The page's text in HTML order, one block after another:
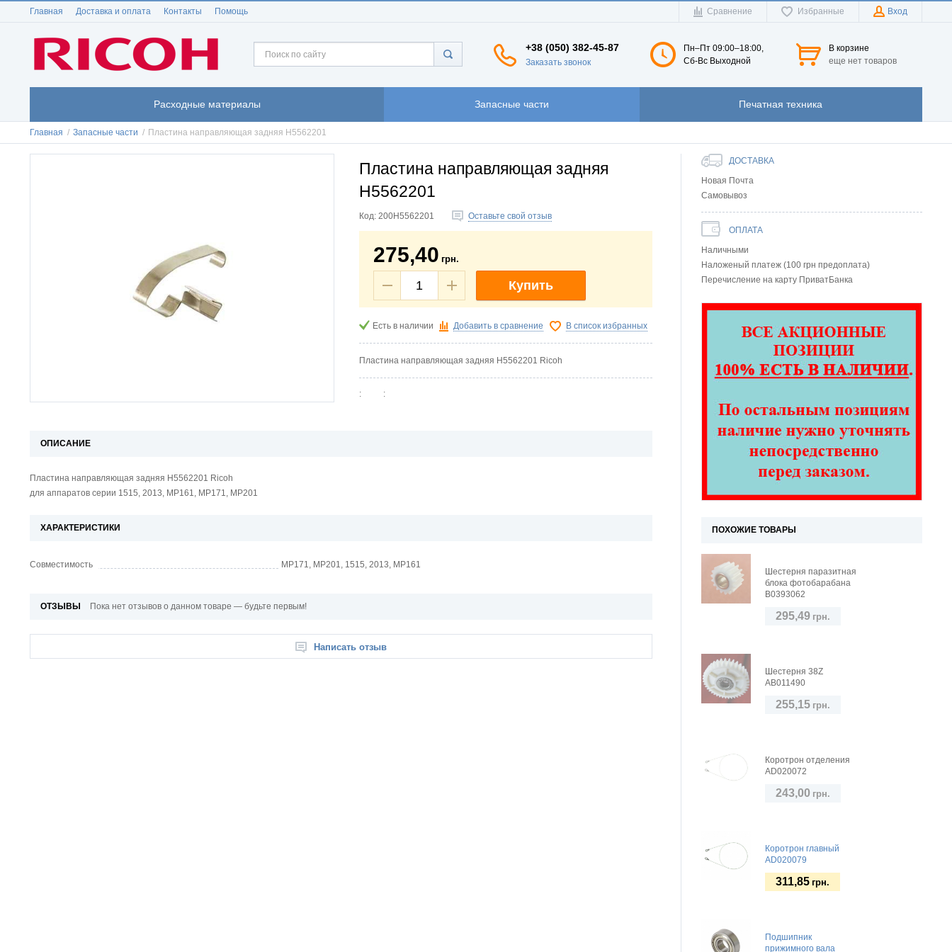
Главная Доставка и оплата Контакты Помощь Сравнение Избранные Вход
+38 (050) 382-45-87
Заказать звонок
Пн–Пт 09:00–18:00,
Сб-Вс Выходной
В корзине
еще нет товаров
Расходные материалы Запасные части Печатная техника
Главная / Запасные части / Пластина направляющая задняя H5562201
ДОСТАВКА
Новая Почта
Самовывоз
ОПЛАТА
Наличными
Наложеный платеж (100 грн предоплата)
Перечисление на карту ПриватБанка
ПОХОЖИЕ ТОВАРЫ
Шестерня паразитная
блока фотобарабана
B0393062
295,49 грн.
Шестерня 38Z
AB011490
255,15 грн.
Коротрон отделения
AD020072
243,00 грн.
Коротрон главный
AD020079
311,85 грн.
Подшипник
прижимного вала
Пластина направляющая задняя
H5562201
Код: 200H5562201 Оставьте свой отзыв
275,40 грн.
Купить
Есть в наличии Добавить в сравнение В список избранных
Пластина направляющая задняя H5562201 Ricoh
: :
ОПИСАНИЕ
Пластина направляющая задняя H5562201 Ricoh
для аппаратов серии 1515, 2013, MP161, MP171, MP201
ХАРАКТЕРИСТИКИ
Совместимость MP171, MP201, 1515, 2013, MP161
ОТЗЫВЫ Пока нет отзывов о данном товаре — будьте первым!
Написать отзыв